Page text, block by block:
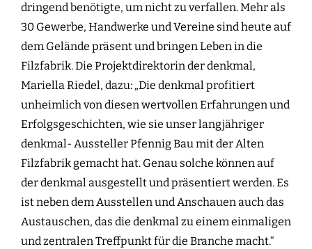
dringend benötigte, um nicht zu verfallen. Mehr als
30 Gewerbe, Handwerke und Vereine sind heute auf
dem Gelände präsent und bringen Leben in die
Filzfabrik. Die Projektdirektorin der denkmal,
Mariella Riedel, dazu: „Die denkmal profitiert
unheimlich von diesen wertvollen Erfahrungen und
Erfolgsgeschichten, wie sie unser langjähriger
denkmal- Aussteller Pfennig Bau mit der Alten
Filzfabrik gemacht hat. Genau solche können auf
der denkmal ausgestellt und präsentiert werden. Es
ist neben dem Ausstellen und Anschauen auch das
Austauschen, das die denkmal zu einem einmaligen
und zentralen Treffpunkt für die Branche macht.“